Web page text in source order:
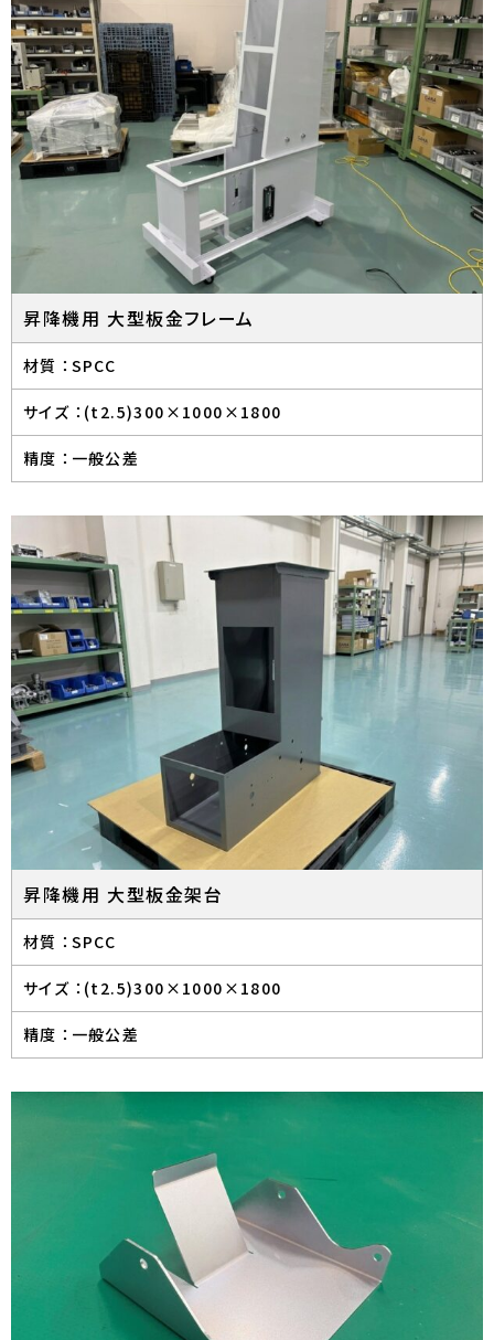
昇降機用 大型板金フレーム
材質 ： SPCC
サイズ ： (t2.5)300×1000×1800
精度 ： 一般公差
昇降機用 大型板金架台
材質 ： SPCC
サイズ ： (t2.5)300×1000×1800
精度 ： 一般公差